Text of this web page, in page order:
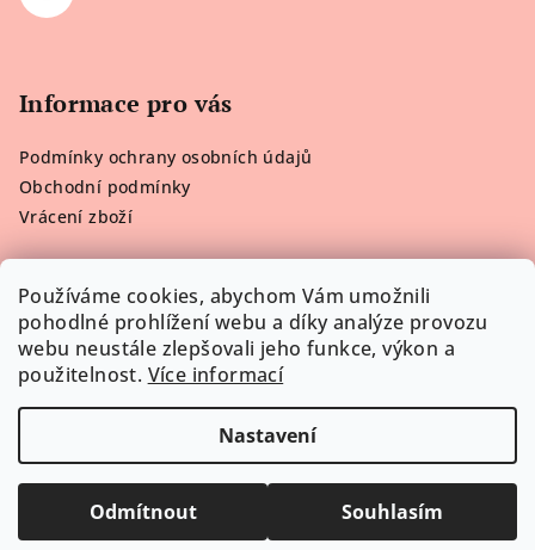
Používáme cookies, abychom Vám umožnili
pohodlné prohlížení webu a díky analýze provozu
webu neustále zlepšovali jeho funkce, výkon a
použitelnost. Více informací
Nastavení
Odmítnout Souhlasím
Informace pro vás
Podmínky ochrany osobních údajů
Obchodní podmínky
Vrácení zboží
Poslední hodnocení produktů
Victoria’s Secret Plavky Neon Contrast
| Lenka H.
Copyright 2026Viktorčino Prádélko. Všechna práva
vyhrazena.Upravit nastavení cookies
Vytvořil Shoptet